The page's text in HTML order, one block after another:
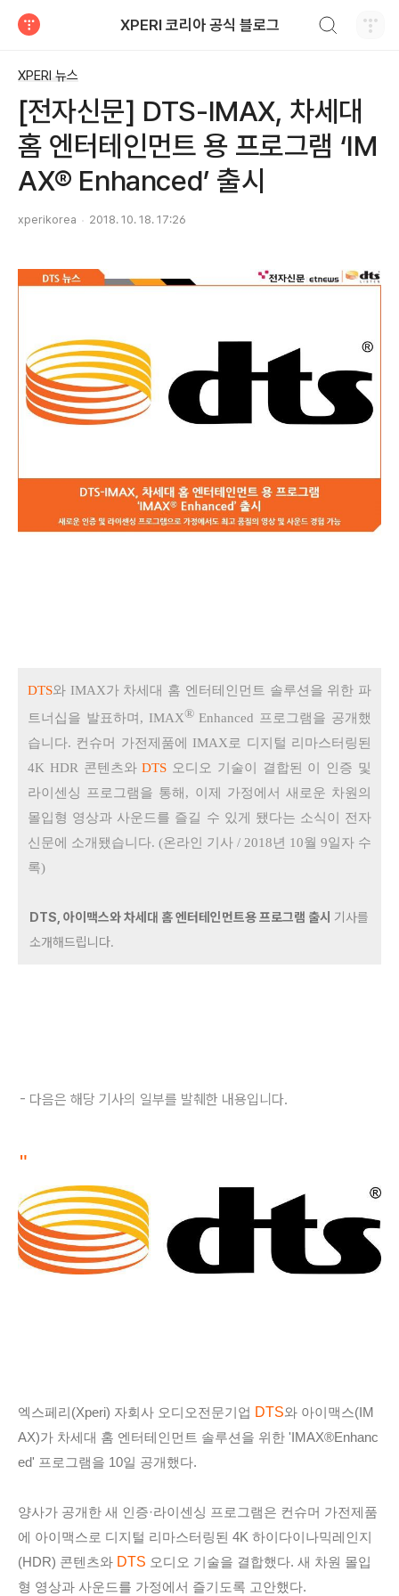
XPERI 코리아 공식 블로그
XPERI 뉴스
[전자신문] DTS-IMAX, 차세대
홈 엔터테인먼트 용 프로그램 ‘IM
AX® Enhanced’ 출시
xperikorea 2018. 10. 18. 17:26
DTS와 IMAX가차세대 홈 엔터테인먼트 솔루션을 위한 파
트너십을 발표하며 , IMAX®Enhanced 프로그램을 공개했
습니다. 컨슈머 가전제품에 IMAX로 디지털 리마스터링된
4K HDR 콘텐츠와DTS 오디오 기술이 결합된 이 인증 및
라이센싱 프로그램을 통해, 이제 가정에서 새로운 차원의
몰입형 영상과 사운드를 즐길 수 있게 됐다는 소식이 전자
신문에 소개됐습니다. (온라인 기사 / 2018년 10월 9일자 수
록)
DTS, 아이맥스와 차세대 홈 엔터테인먼트용 프로그램 출시 기사를
소개해드립니다.
- 다음은 해당 기사의 일부를 발췌한 내용입니다.
"
엑스페리(Xperi) 자회사 오디오전문기업 DTS와 아이맥스(IM
AX)가 차세대 홈 엔터테인먼트 솔루션을 위한 'IMAX®Enhanc
ed' 프로그램을 10일 공개했다.
양사가 공개한 새 인증·라이센싱 프로그램은 컨슈머 가전제품
에 아이맥스로 디지털 리마스터링된 4K 하이다이나믹레인지
(HDR) 콘텐츠와 DTS 오디오 기술을 결합했다. 새 차원 몰입
형 영상과 사운드를 가정에서 즐기도록 고안했다.